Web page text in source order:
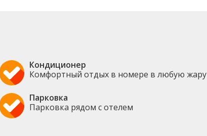
Кондиционер
Комфортный отдых в номере в любую жару
Парковка
Парковка рядом с отелем